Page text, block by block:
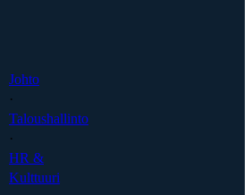
Johto
·
Taloushallinto
·
HR &
Kulttuuri